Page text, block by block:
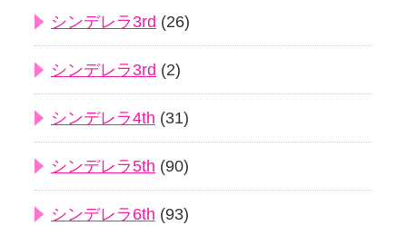
シンデレラ3rd (26)
シンデレラ3rd (2)
シンデレラ4th (31)
シンデレラ5th (90)
シンデレラ6th (93)